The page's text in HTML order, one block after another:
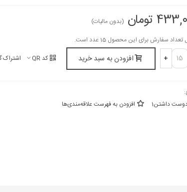
تومان
(بدون مالیات)
سفارش برای این محصول 15 عدد است.
+ افزودن به سبد خرید کد QR اشتراک
داشتن1 افزودن به فهرست علاقه‌مندی‌ها